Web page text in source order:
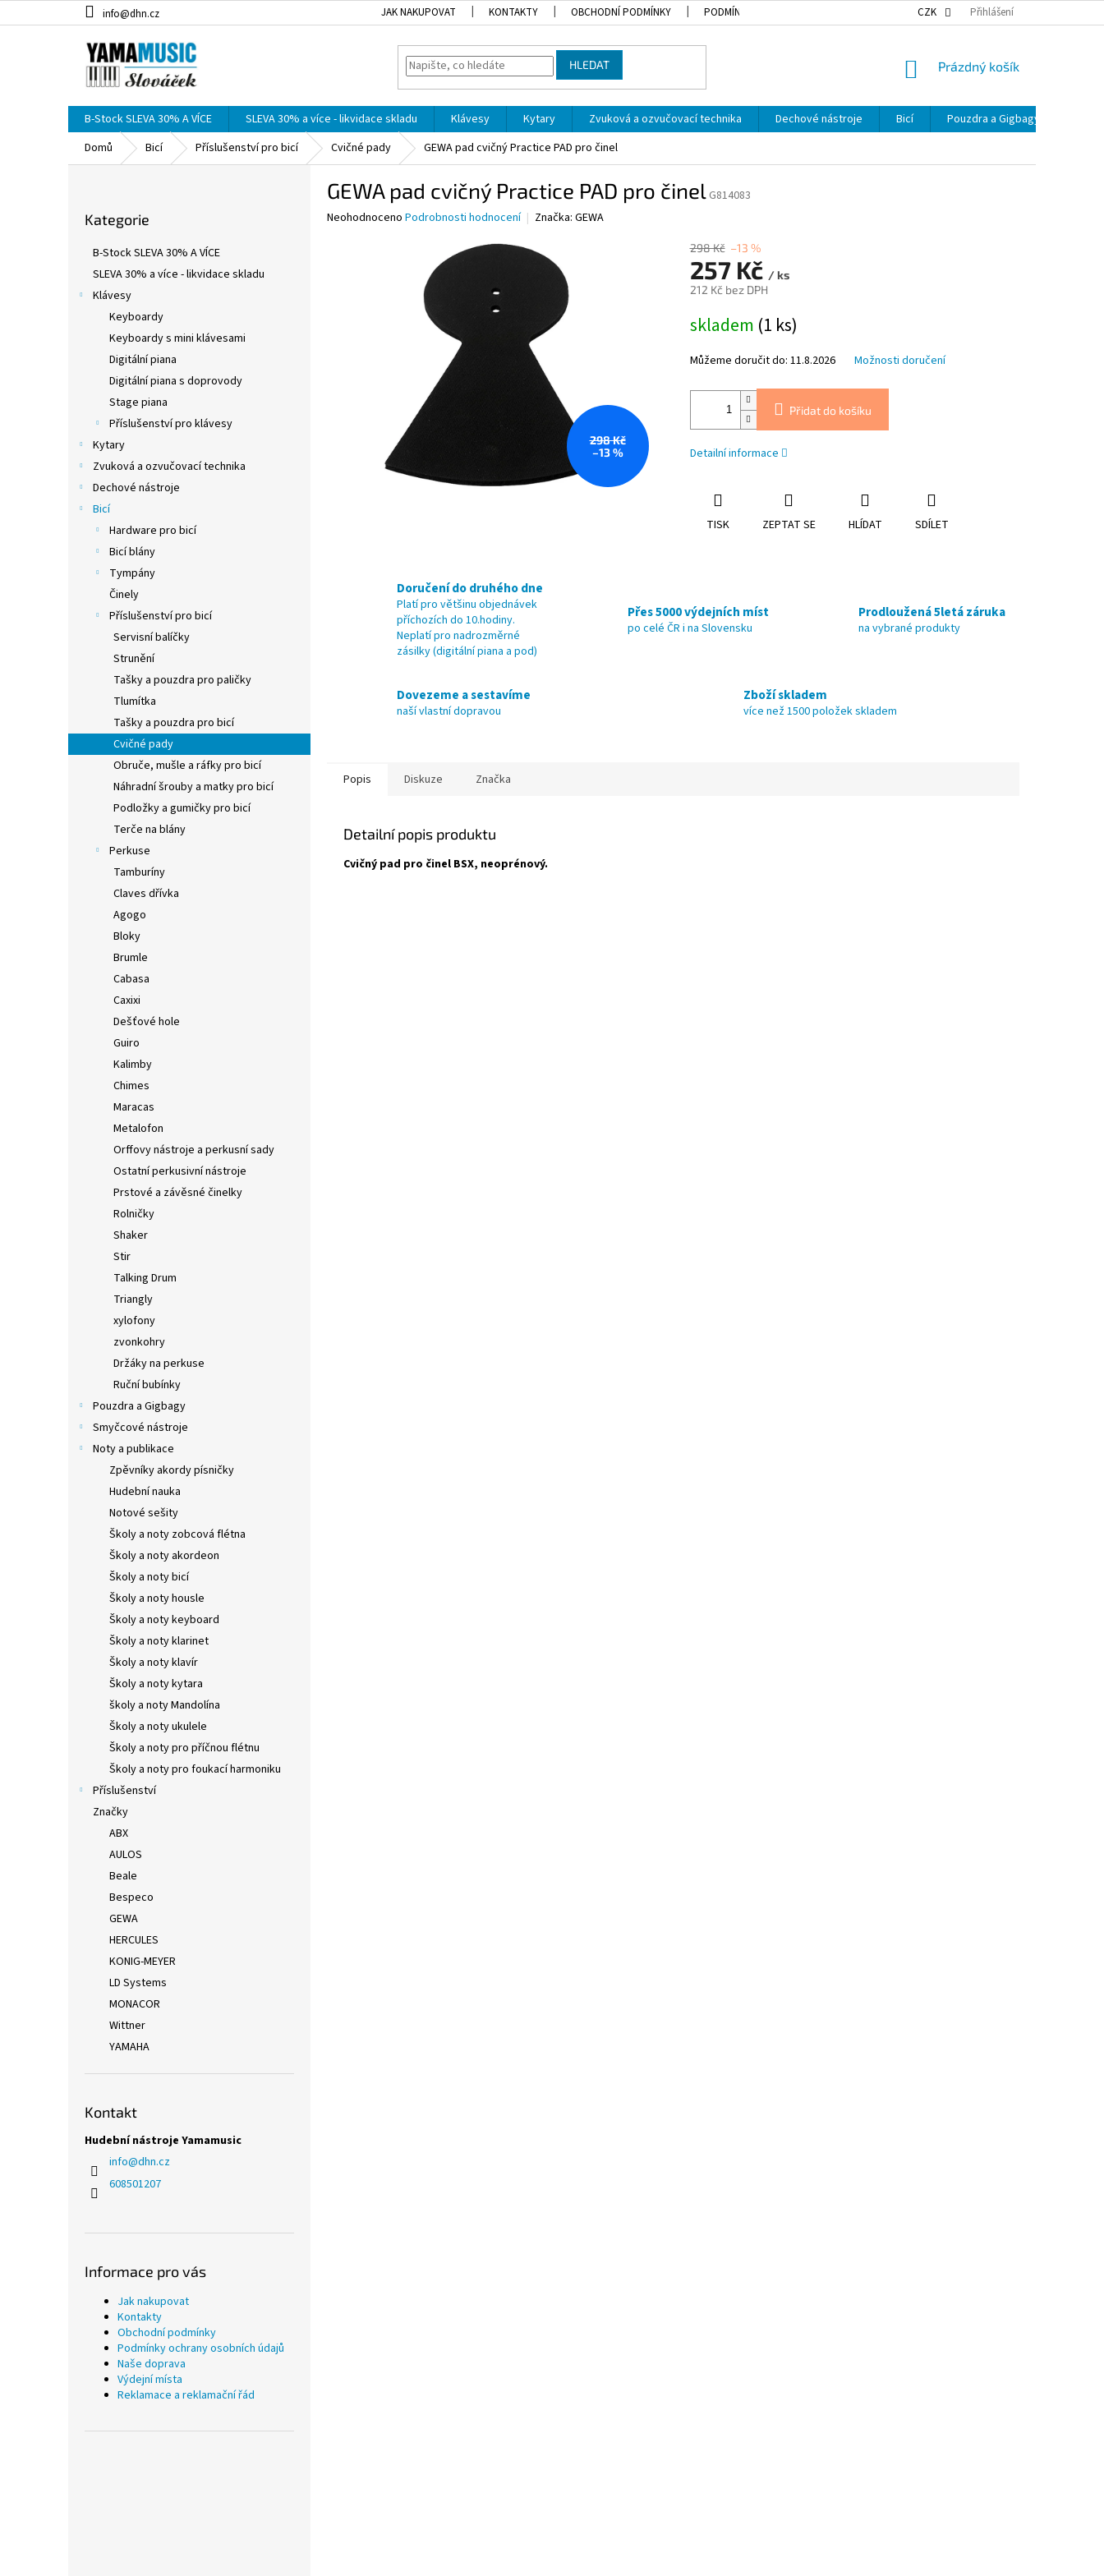
na
info@dhn.cz JAK NAKUPOVAT KONTAKTY OBCHODNÍ PODMÍNKY PODMÍNKY OCHRANY OSOBNÍCH ÚDAJŮ NAŠE DOPRAVA
CZK Přihlášení
HLEDAT
NÁKUPNÍ
Prázdný košík
B-Stock SLEVA 30% A VÍCE SLEVA 30% a více - likvidace skladu Klávesy Kytary Zvuková a ozvučovací technika Dechové nástroje Bicí Pouzdra a Gigbagy
Domů
Bicí Příslušenství pro bicí Cvičné pady GEWA pad cvičný Practice PAD pro činel
kategorie
Kategorie
B-Stock SLEVA 30% A VÍCE
SLEVA 30% a více - likvidace skladu
Klávesy
Keyboardy
Keyboardy s mini klávesami
Digitální piana
Digitální piana s doprovody
Stage piana
Příslušenství pro klávesy
Kytary
Zvuková a ozvučovací technika
Dechové nástroje
Bicí
Hardware pro bicí
Bicí blány
Tympány
Činely
Příslušenství pro bicí
Servisní balíčky
Strunění
Tašky a pouzdra pro paličky
Tlumítka
Tašky a pouzdra pro bicí
Cvičné pady
Obruče, mušle a ráfky pro bicí
Náhradní šrouby a matky pro bicí
Podložky a gumičky pro bicí
Terče na blány
Perkuse
Tamburíny
Claves dřívka
Agogo
Bloky
Brumle
Cabasa
Caxixi
Dešťové hole
Guiro
Kalimby
Chimes
Maracas
Metalofon
Orffovy nástroje a perkusní sady
Ostatní perkusivní nástroje
Prstové a závěsné činelky
Rolničky
Shaker
Stir
Talking Drum
Triangly
xylofony
zvonkohry
Držáky na perkuse
Ruční bubínky
Pouzdra a Gigbagy
Smyčcové nástroje
Noty a publikace
Zpěvníky akordy písničky
Hudební nauka
Notové sešity
Školy a noty zobcová flétna
Školy a noty akordeon
Školy a noty bicí
Školy a noty housle
Školy a noty keyboard
Školy a noty klarinet
Školy a noty klavír
Školy a noty kytara
školy a noty Mandolína
Školy a noty ukulele
Školy a noty pro příčnou flétnu
Školy a noty pro foukací harmoniku
Příslušenství
Značky
ABX
AULOS
Beale
Bespeco
GEWA
HERCULES
KONIG-MEYER
LD Systems
MONACOR
Wittner
YAMAHA
Kontakt
Hudební nástroje Yamamusic
info@dhn.cz
608501207
Informace pro vás
Jak nakupovat
Kontakty
Obchodní podmínky
Podmínky ochrany osobních údajů
Naše doprava
Výdejní místa
Reklamace a reklamační řád
GEWA pad cvičný Practice PAD pro činel G814083
Průměrné
Neohodnoceno Podrobnosti hodnocení Značka: GEWA
298 Kč
–13 %
298 Kč –13 %
257 Kč / ks
212 Kč bez DPH
cena:
skladem (1 ks)
Můžeme doručit do: 11.8.2026 Možnosti doručení
Přidat do košíku
Detailní informace
TISK ZEPTAT SE HLÍDAT SDÍLET
Doručení do druhého dne
Platí pro většinu objednávek
příchozích do 10.hodiny.
Neplatí pro nadrozměrné
zásilky (digitální piana a pod)
Přes 5000 výdejních míst
po celé ČR i na Slovensku
Prodloužená 5letá záruka
na vybrané produkty
Dovezeme a sestavíme
naší vlastní dopravou
Zboží skladem
více než 1500 položek skladem
Popis Diskuze Značka
Detailní popis produktu
Cvičný pad pro činel BSX, neoprénový.